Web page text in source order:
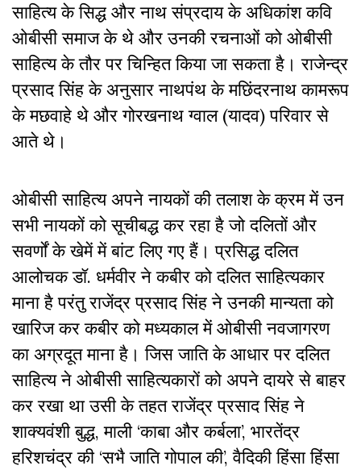
साहित्य के सिद्ध और नाथ संप्रदाय के अधिकांश कवि
ओबीसी समाज के थे और उनकी रचनाओं को ओबीसी
साहित्य के तौर पर चिन्हित किया जा सकता है। राजेन्द्र
प्रसाद सिंह के अनुसार नाथपंथ के मछिंदरनाथ कामरूप
के मछवाहे थे और गोरखनाथ ग्वाल (यादव) परिवार से
आते थे।
ओबीसी साहित्य अपने नायकों की तलाश के क्रम में उन
सभी नायकों को सूचीबद्ध कर रहा है जो दलितों और
सवर्णों के खेमें में बांट लिए गए हैं। प्रसिद्ध दलित
आलोचक डॉ. धर्मवीर ने कबीर को दलित साहित्यकार
माना है परंतु राजेंद्र प्रसाद सिंह ने उनकी मान्यता को
खारिज कर कबीर को मध्यकाल में ओबीसी नवजागरण
का अग्रदूत माना है। जिस जाति के आधार पर दलित
साहित्य ने ओबीसी साहित्यकारों को अपने दायरे से बाहर
कर रखा था उसी के तहत राजेंद्र प्रसाद सिंह ने
शाक्यवंशी बुद्ध, माली ‘काबा और कर्बला’, भारतेंद्र
हरिशचंद्र की ‘सभै जाति गोपाल की’, वैदिकी हिंसा हिंसा